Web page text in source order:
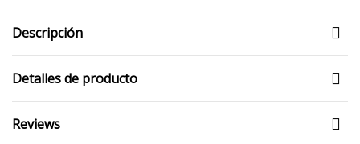
Descripción
Detalles de producto
Reviews